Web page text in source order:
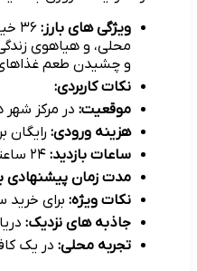
ویژگی های بارز:
محلی، و هیاهوی
و چشیدن طعم
نکات کاربردی:
موقعیت: در مرکز شهر
هزینه ورودی: رایگان
ساعات بازدید:
مدت زمان پیشنهادی
نکات ویژه: برای خرید
جاذبه های نزدیک:
تجربه محلی: در یک